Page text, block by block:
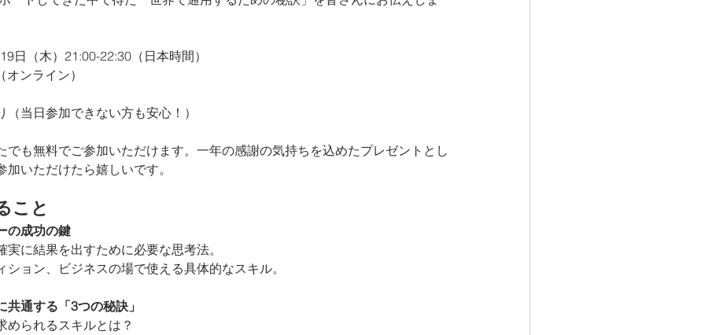
日（木）21:00-22:30（日本時間）
ンライン）
当日参加できない方も安心！）
でも無料でご参加いただけます。一年の感謝の気持ちを込めたプレゼントとし
いただけたら嬉しいです。
こと
の成功の鍵
実に結果を出すために必要な思考法。
ション、ビジネスの場で使える具体的なスキル。
通する「3つの秘訣」
められるスキルとは？